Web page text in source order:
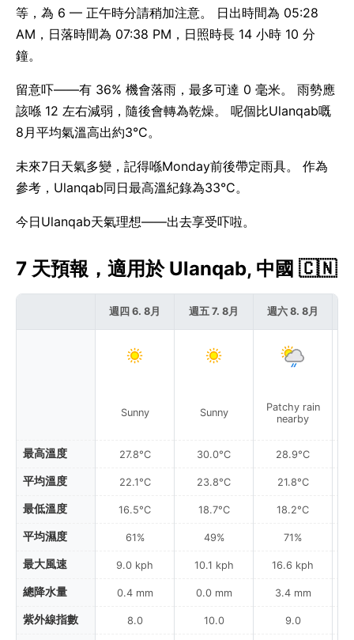
等，為 6 — 正午時分請稍加注意。 日出時間為 05:28
AM，日落時間為 07:38 PM，日照時長 14 小時 10 分
鐘。
留意吓——有 36% 機會落雨，最多可達 0 毫米。 雨勢應
該喺 12 左右減弱，隨後會轉為乾燥。 呢個比Ulanqab嘅
8月平均氣溫高出約3°C。
未來7日天氣多變，記得喺Monday前後帶定雨具。 作為
參考，Ulanqab同日最高溫紀錄為33°C。
今日Ulanqab天氣理想——出去享受吓啦。
7 天預報，適用於 Ulanqab, 中國 🇨🇳
最高溫度
平均溫度
最低溫度
平均濕度
最大風速
總降水量
紫外線指數
週四 6. 8月
Sunny
27.8°C
22.1°C
16.5°C
61%
9.0 kph
0.4 mm
8.0
週五 7. 8月
Sunny
30.0°C
23.8°C
18.7°C
49%
10.1 kph
0.0 mm
10.0
週六 8. 8月
Patchy rain
nearby
28.9°C
21.8°C
18.2°C
71%
16.6 kph
3.4 mm
9.0